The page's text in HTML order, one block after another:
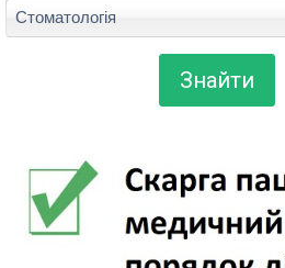
Стоматологія